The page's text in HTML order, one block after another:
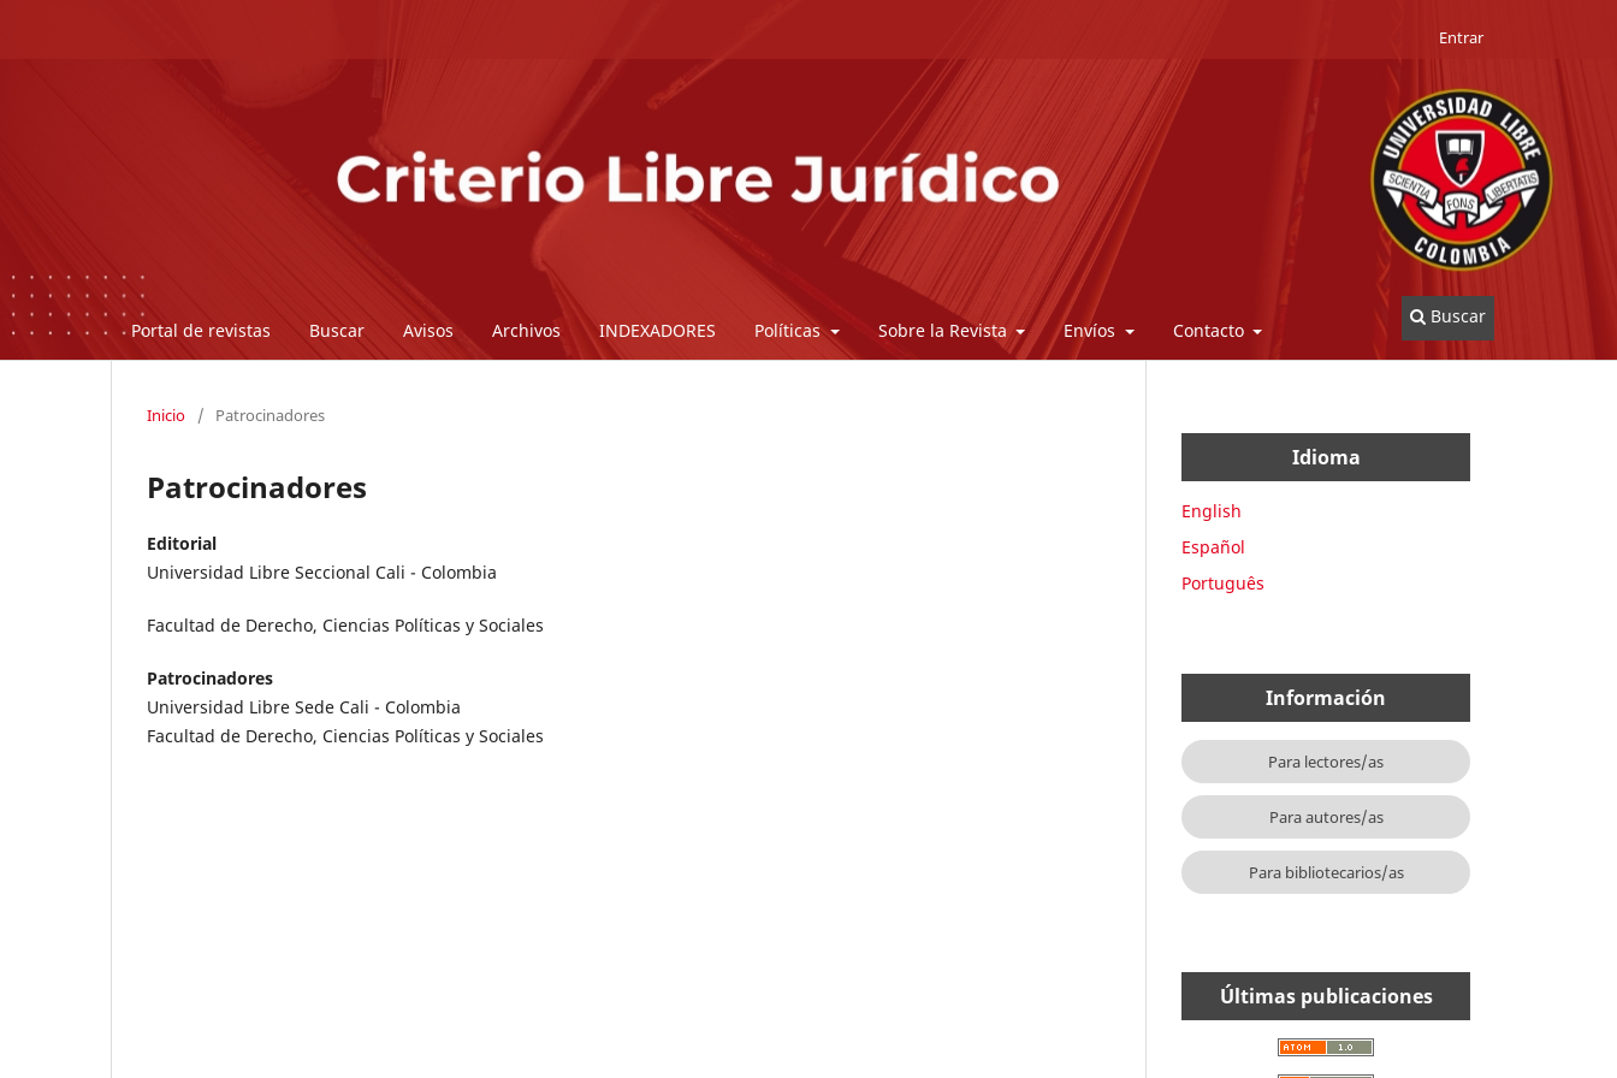
Portal de revistas Buscar Avisos Archivos INDEXADORES Políticas Sobre la Revista Envíos Contacto
Buscar
Entrar
Inicio / Patrocinadores
Patrocinadores
Editorial
Universidad Libre Seccional Cali - Colombia
Facultad de Derecho, Ciencias Políticas y Sociales
Patrocinadores
Universidad Libre Sede Cali - Colombia
Facultad de Derecho, Ciencias Políticas y Sociales
Idioma
English
Español
Português
Información
Para lectores/as
Para autores/as
Para bibliotecarios/as
Últimas publicaciones